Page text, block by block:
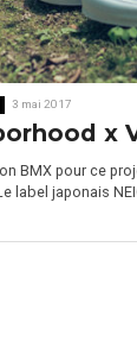
3 mai 2017
x
BMX pour ce
label japonais